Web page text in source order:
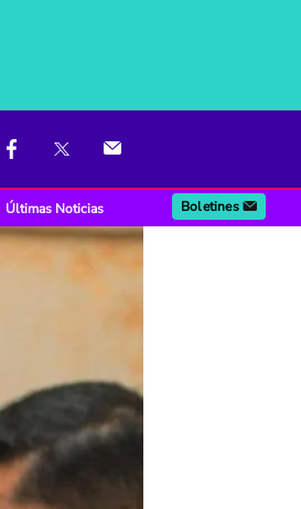
Últimas Noticias Boletines